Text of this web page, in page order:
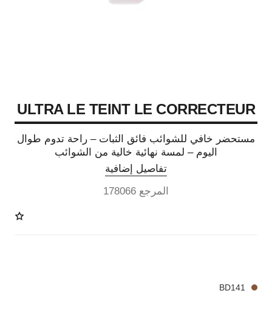
ULTRA LE TEINT LE CORRECTEUR
مستحضر خافي للشوائب فائق الثبات – راحة تدوم طوال
اليوم – لمسة نهائية خالية من الشوائب
تفاصيل إضافية
المرجع 178066
BD141